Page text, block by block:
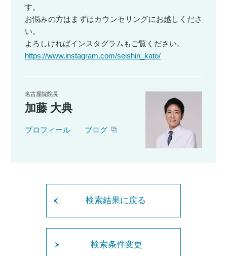
す。
お悩みの方はまずはカウンセリングにお越しくださ
い。
よろしければインスタグラムもご覧ください。
https://www.instagram.com/seishin_kato/
名古屋院院長
加藤 大典
プロフィール ブログ
検索結果に戻る
検索条件変更